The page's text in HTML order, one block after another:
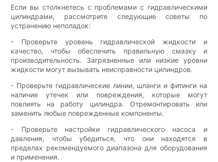
Если вы столкнетесь с проблемами с гидравлическими
цилиндрами, рассмотрите следующие советы по
устранению неполадок:
- Проверьте уровень гидравлической жидкости и
качество, чтобы обеспечить правильную смазку и
производительность. Загрязненные или низкие уровни
жидкости могут вызывать неисправности цилиндров.
- Проверьте гидравлические линии, шланги и фитинги на
наличие утечек или повреждения, которые могут
повлиять на работу цилиндра. Отремонтировать или
заменить любые поврежденные компоненты.
- Проверьте настройки гидравлического насоса и
давления, чтобы убедиться, что они находятся в
пределах рекомендуемого диапазона для оборудования
и применения.